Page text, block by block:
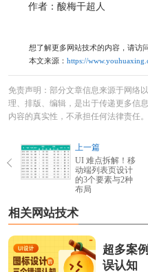
作者：酸梅干超人
想了解更多网站技术的内容，请访问
本文来源： https://
免责声明：部分文章信息来源于网络
理、排版、编辑，是出于传递更多信
内容的真实性，不承担任何法律责任。
上一篇
UI 难点拆解！移
动端列表页设计
的3个要素与2种
布局
相关网站技术
超多案
误认知